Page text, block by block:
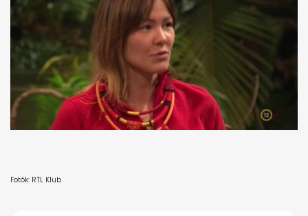
Fotók: RTL Klub